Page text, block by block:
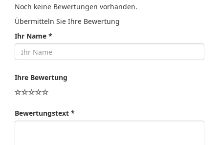
Noch keine Bewertungen vorhanden.
Übermitteln Sie Ihre Bewertung
Ihr Name *
Ihre Bewertung
Bewertungstext *